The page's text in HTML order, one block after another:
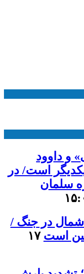
و داوود
است/ در
سلمان
در جنگ /
است ۱۷